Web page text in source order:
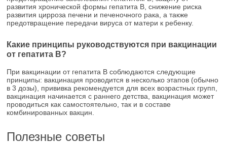
развития хронической формы гепатита В, снижение риска
развития цирроза печени и печеночного рака, а также
предотвращение передачи вируса от матери к ребенку.
Какие принципы руководствуются при вакцинации
от гепатита В?
При вакцинации от гепатита В соблюдаются следующие
принципы: вакцинация проводится в несколько этапов (обычно
в 3 дозы), прививка рекомендуется для всех возрастных групп,
вакцинация начинается с раннего детства, вакцинация может
проводиться как самостоятельно, так и в составе
комбинированных вакцин.
Полезные советы